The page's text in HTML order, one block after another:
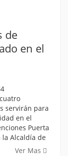
de
en el
servirán para
en el
Puerta
Alcaldía de
Ver Mas